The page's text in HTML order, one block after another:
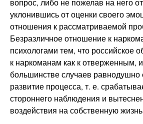
вопрос, либо не пожелав на него
уклонившись от оценки своего
отношения к рассматриваемой
Безразличное отношение к
психологами тем, что российское
к наркоманам как к отверженным,
большинстве случаев равнодушно
развитие процесса, т. е.
стороннего наблюдения и
воздействия на собственную